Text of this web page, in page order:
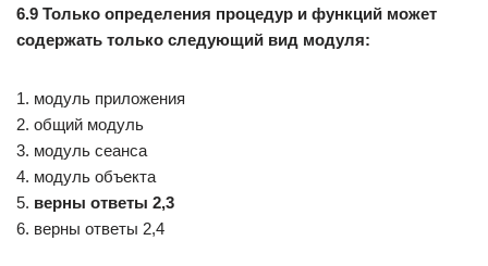
6.9 Только определения процедур и функций может
содержать только следующий вид модуля:
1. модуль приложения
2. общий модуль
3. модуль сеанса
4. модуль объекта
5. верны ответы 2,3
6. верны ответы 2,4